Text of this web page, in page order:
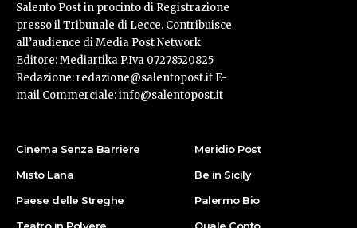
Salento Post in procinto di Registrazione
presso il Tribunale di Lecce. Contribuisce
all’audience di Media Post Network
Editore: Mediartika P.Iva 07278520825
Redazione: redazione@salentopost.it E-
mail Commerciale: info@salentopost.it
Cinema Senza Barriere
Misto Lana
Paese delle Streghe
Meridio Post
Be in Sicily
Palermo Bio